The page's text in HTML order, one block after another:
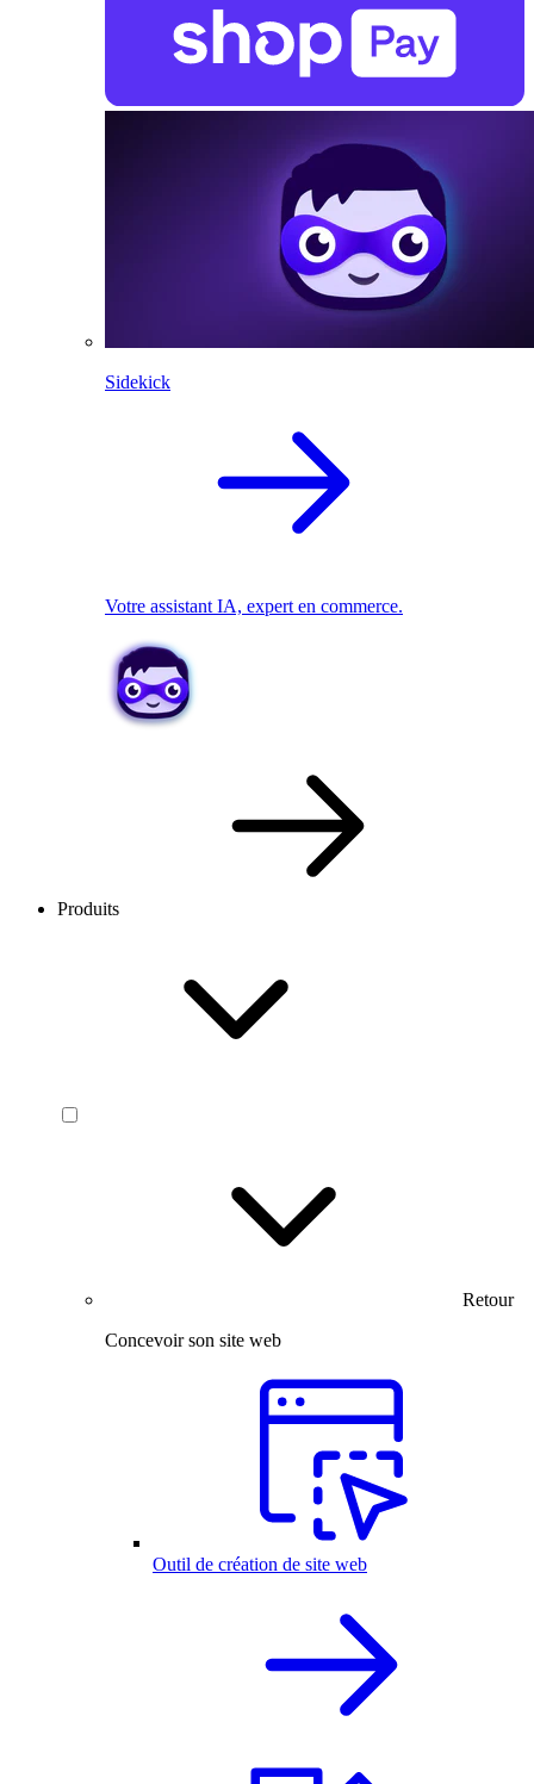
Sidekick
Votre assistant IA, expert en commerce.
Produits
Retour
Concevoir son site web
Outil de création de site web